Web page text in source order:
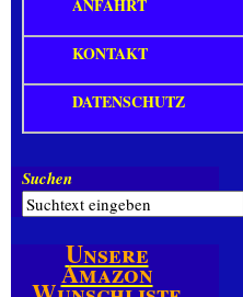
ANFAHRT
KONTAKT
DATENSCHUTZ
Suchen
Unsere
Amazon